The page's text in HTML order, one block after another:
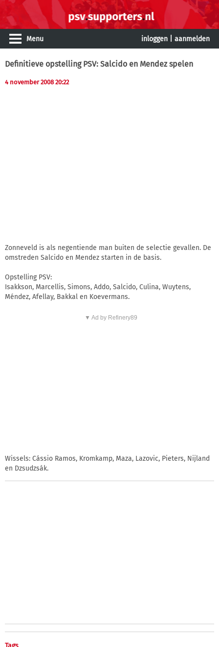
Menu inloggen aanmelden
Definitieve opstelling PSV: Salcido en Mendez spelen
4 november 2008 20:22
Zonneveld is als negentiende man buiten de selectie gevallen. De
omstreden Salcido en Mendez starten in de basis.
Opstelling PSV:
Isakkson, Marcellis, Simons, Addo, Salcido, Culina, Wuytens,
Méndez, Afellay, Bakkal en Koevermans.
▼ Ad by Refinery89
Wissels: Cássio Ramos, Kromkamp, Maza, Lazovic, Pieters, Nijland
en Dzsudzsák.